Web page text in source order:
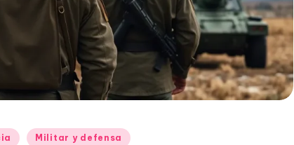
Militar y defensa